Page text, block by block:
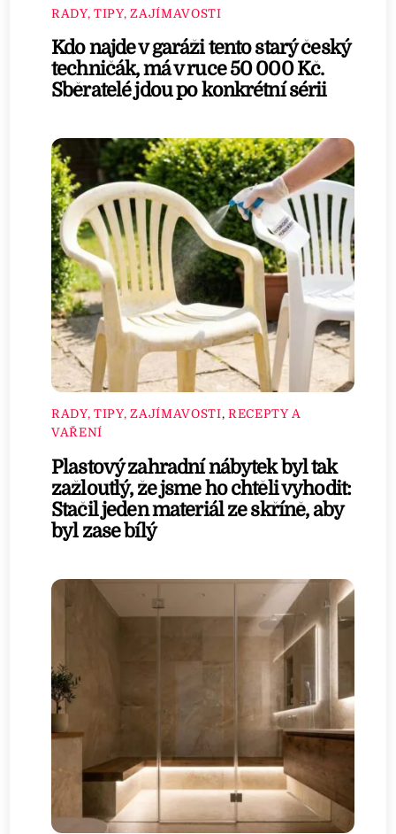
RADY, TIPY, ZAJÍMAVOSTI
Kdo najde v garáži tento starý český
techničák, má v ruce 50 000 Kč.
Sběratelé jdou po konkrétní sérii
RADY, TIPY, ZAJÍMAVOSTI, RECEPTY A
VAŘENÍ
Plastový zahradní nábytek byl tak
zažloutlý, že jsme ho chtěli vyhodit:
Stačil jeden materiál ze skříně, aby
byl zase bílý